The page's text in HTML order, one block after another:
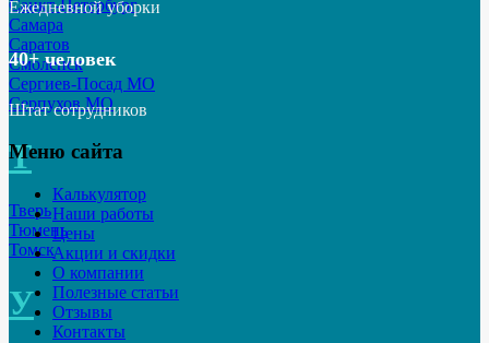
Санкт-Петербург
Самара
Саратов
Смоленск
Сергиев-Посад МО
Серпухов МО
Т
Тверь
Тюмень
Томск
У
Ежедневной уборки
40+ человек
Штат сотрудников
Меню сайта
Калькулятор
Наши работы
Цены
Акции и скидки
О компании
Полезные статьи
Отзывы
Контакты